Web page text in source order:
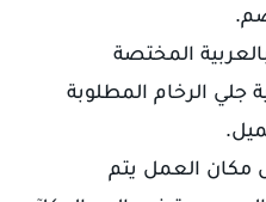
المختصة
جلي الرخام المطلوبة
مكان العمل يتم